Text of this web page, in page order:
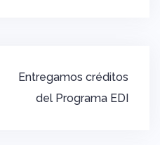
Entregamos créditos
del Programa EDI